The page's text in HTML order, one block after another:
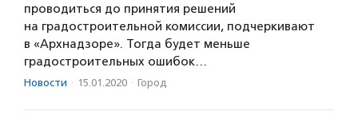
проводиться до принятия решений
на градостроительной комиссии, подчеркивают
в «Архнадзоре». Тогда будет меньше
градостроительных ошибок…
Новости · 15.01.2020 · Город